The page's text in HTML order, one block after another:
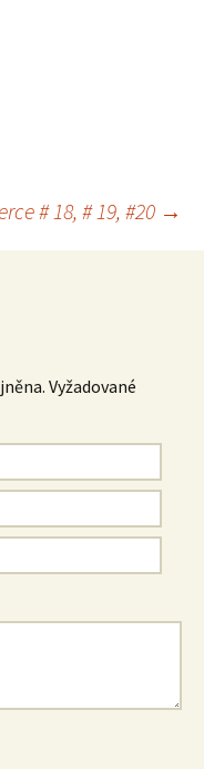
# 18, # 19, #20 →
Vyžadované